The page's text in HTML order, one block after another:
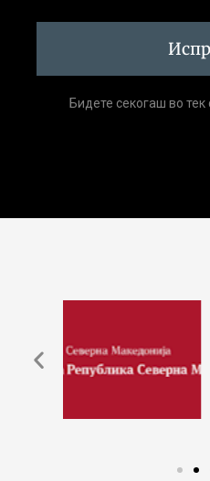
Бидете секогаш во